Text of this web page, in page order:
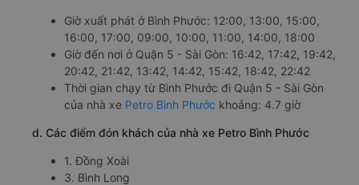
Giờ xuất phát ở Bình Phước: 12:00, 13:00, 15:00,
16:00, 17:00, 09:00, 10:00, 11:00, 14:00, 18:00
Giờ đến nơi ở Quận 5 - Sài Gòn: 16:42, 17:42, 19:42,
20:42, 21:42, 13:42, 14:42, 15:42, 18:42, 22:42
Thời gian chạy từ Bình Phước đi Quận 5 - Sài Gòn
của nhà xe Petro Bình Phước khoảng: 4.7 giờ
d. Các điểm đón khách của nhà xe Petro Bình Phước
1. Đồng Xoài
3. Bình Long